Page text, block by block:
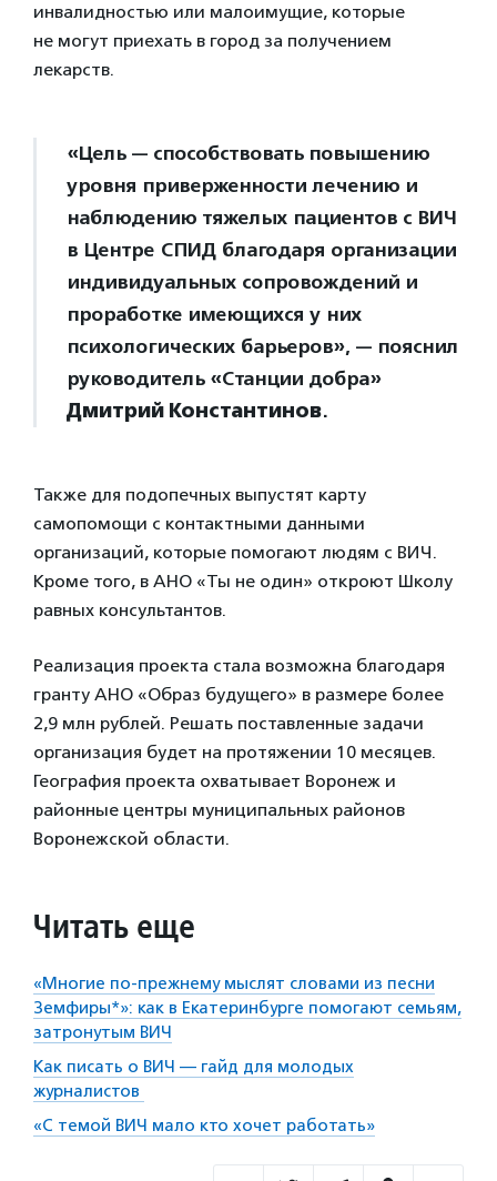
инвалидностью или малоимущие, которые
не могут приехать в город за получением
лекарств.
«Цель — способствовать повышению
уровня приверженности лечению и
наблюдению тяжелых пациентов с ВИЧ
в Центре СПИД благодаря организации
индивидуальных сопровождений и
проработке имеющихся у них
психологических барьеров», — пояснил
руководитель «Станции добра»
Дмитрий Константинов.
Также для подопечных выпустят карту
самопомощи с контактными данными
организаций, которые помогают людям с ВИЧ.
Кроме того, в АНО «Ты не один» откроют Школу
равных консультантов.
Реализация проекта стала возможна благодаря
гранту АНО «Образ будущего» в размере более
2,9 млн рублей. Решать поставленные задачи
организация будет на протяжении 10 месяцев.
География проекта охватывает Воронеж и
районные центры муниципальных районов
Воронежской области.
Читать еще
«Многие по-прежнему мыслят словами из песни
Земфиры*»: как в Екатеринбурге помогают семьям,
затронутым ВИЧ
Как писать о ВИЧ — гайд для молодых
журналистов
«С темой ВИЧ мало кто хочет работать»